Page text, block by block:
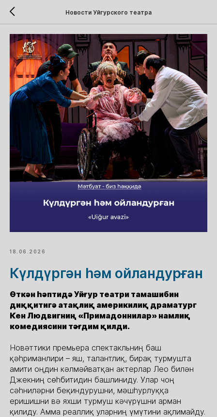
Новости Уйгурского театра
18.06.2026
Күлдүргән һәм ойландурған
Өткән һәптидә Уйғур театри тамашибин
диққитигә атақлиқ америкилиқ драматург
Кен Людвигниң «Примадоннилар» намлиқ
комедиясини тәғдим қилди.
Новәттики премьера спектакльниң баш
қәһриманлири – яш, талантлиқ, бирақ турмушта
амити оңдин кәлмәйватқан актерлар Лео билән
Джекниң сөһбитидин башлиниду. Улар чоң
сәһниләрни беқиндурушни, мәшһурлуққа
еришишни вә яхши турмуш кәчүрүшни арман
қилиду. Амма реаллиқ уларниң үмүтини ақлимайду.